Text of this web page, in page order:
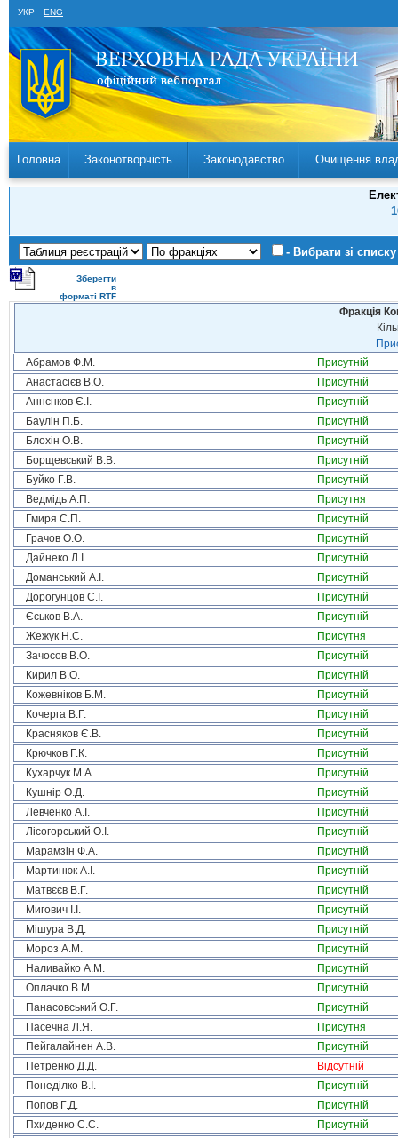
УКР ENG
Головна Законотворчість Законодавство Очищення
- Вибрати зі списку
Зберегти
в
форматі RTF
Фракція
Абрамов Ф.М.
Присутній
Анастасієв В.О.
Присутній
Аннєнков Є.І.
Присутній
Баулін П.Б.
Присутній
Блохін О.В.
Присутній
Борщевський В.В.
Присутній
Буйко Г.В.
Присутній
Ведмідь А.П.
Присутня
Гмиря С.П.
Присутній
Грачов О.О.
Присутній
Дайнеко Л.І.
Присутній
Доманський А.І.
Присутній
Дорогунцов С.І.
Присутній
Єськов В.А.
Присутній
Жежук Н.С.
Присутня
Зачосов В.О.
Присутній
Кирил В.О.
Присутній
Кожевніков Б.М.
Присутній
Кочерга В.Г.
Присутній
Красняков Є.В.
Присутній
Крючков Г.К.
Присутній
Кухарчук М.А.
Присутній
Кушнір О.Д.
Присутній
Левченко А.І.
Присутній
Лісогорський О.І.
Присутній
Марамзін Ф.А.
Присутній
Мартинюк А.І.
Присутній
Матвєєв В.Г.
Присутній
Мигович І.І.
Присутній
Мішура В.Д.
Присутній
Мороз А.М.
Присутній
Наливайко А.М.
Присутній
Оплачко В.М.
Присутній
Панасовський О.Г.
Присутній
Пасечна Л.Я.
Присутня
Пейгалайнен А.В.
Присутній
Петренко Д.Д.
Відсутній
Понеділко В.І.
Присутній
Попов Г.Д.
Присутній
Пхиденко С.С.
Присутній